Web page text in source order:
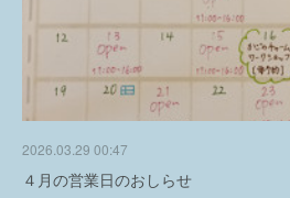
2026.03.29 00:47
４月の営業日のおしらせ